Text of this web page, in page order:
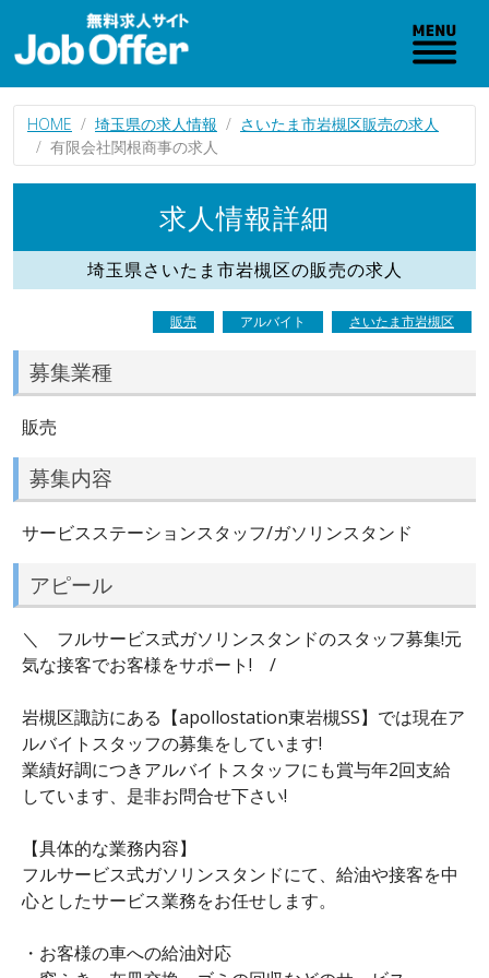
HOME 埼玉県の求人情報
さいたま市岩槻区販売の求人
有限会社関根商事の求人
求人情報詳細
埼玉県さいたま市岩槻区の販売の求人
販売 アルバイト さいたま市岩槻区
募集業種
販売
募集内容
サービスステーションスタッフ/ガソリンスタンド
アピール
＼ フルサービス式ガソリンスタンドのスタッフ募集!元
気な接客でお客様をサポート! /
岩槻区諏訪にある【apollostation東岩槻SS】では現在ア
ルバイトスタッフの募集をしています!
業績好調につきアルバイトスタッフにも賞与年2回支給
しています、是非お問合せ下さい!
【具体的な業務内容】
フルサービス式ガソリンスタンドにて、給油や接客を中
心としたサービス業務をお任せします。
・お客様の車への給油対応